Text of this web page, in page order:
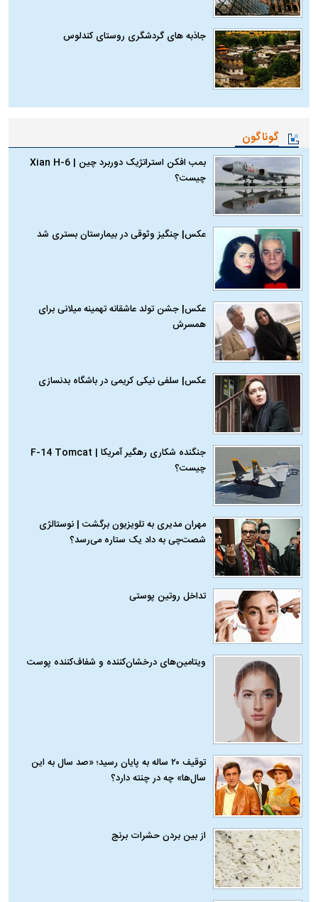
جاذبه های گردشگری روستای کندلوس
گوناگون
بمب افکن استراتژیک دوربرد چین | Xian H-6
چیست؟
عکس| چنگیز وثوقی در بیمارستان بستری شد
عکس| جشن تولد عاشقانه تهمینه میلانی برای
همسرش
عکس| سلفی نیکی کریمی در باشگاه بدنسازی
جنگنده شکاری رهگیر آمریکا | F-14 Tomcat
چیست؟
مهران مدیری به تلویزیون برگشت | نوستالژی
شصت‌چی به داد یک ستاره می‌رسد؟
تداخل روتین پوستی
ویتامین‌های درخشان‌کننده و شفاف‌کننده پوست
توقیف ۲۰ ساله به پایان رسید؛ «صد سال به این
سال‌ها» چه در چنته دارد؟
از بین بردن حشرات برنج